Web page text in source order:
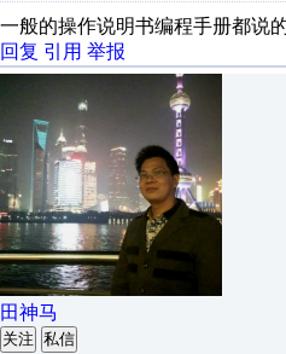
一般的操作说明书编程手册都说
回复 引用 举报
田神马
关注 私信